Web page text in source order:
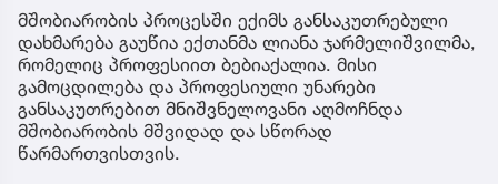
მშობიარობის პროცესში ექიმს განსაკუთრებული
დახმარება გაუწია ექთანმა ლიანა ჯარმელიშვილმა,
რომელიც პროფესიით ბებიაქალია. მისი
გამოცდილება და პროფესიული უნარები
განსაკუთრებით მნიშვნელოვანი აღმოჩნდა
მშობიარობის მშვიდად და სწორად
წარმართვისთვის.